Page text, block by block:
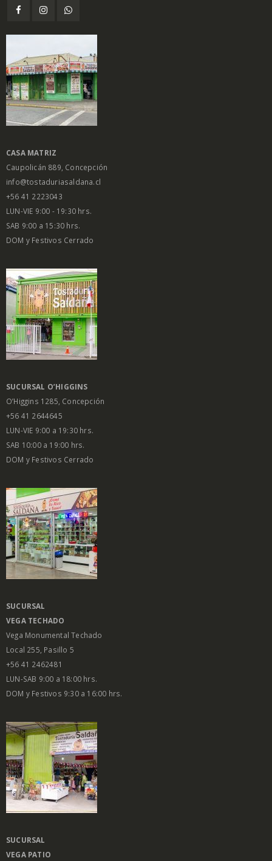
CASA MATRIZ
Caupolicán 889, Concepción
info@tostaduriasaldana.cl
+56 41 2223043
LUN-VIE 9:00 - 19:30 hrs.
SAB 9:00 a 15:30 hrs.
DOM y Festivos Cerrado
SUCURSAL O’HIGGINS
O’Higgins 1285, Concepción
+56 41 2644645
LUN-VIE 9:00 a 19:30 hrs.
SAB 10:00 a 19:00 hrs.
DOM y Festivos Cerrado
SUCURSAL
VEGA TECHADO
Vega Monumental Techado
Local 255, Pasillo 5
+56 41 2462481
LUN-SAB 9:00 a 18:00 hrs.
DOM y Festivos 9:30 a 16:00 hrs.
SUCURSAL
VEGA PATIO